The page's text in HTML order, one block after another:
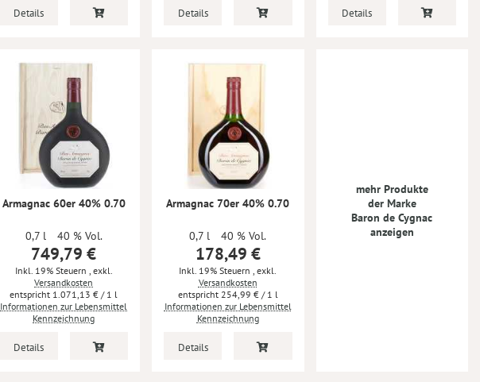
Details Details Details
Armagnac 60er 40% 0.70
0,7 l 40 % Vol.
749,79 €
Inkl. 19% Steuern , exkl.
Versandkosten
1.071,13 € / 1 l
Informationen zur Lebensmittel
Kennzeichnung
Details
Armagnac 70er 40% 0.70
0,7 l 40 % Vol.
178,49 €
Inkl. 19% Steuern, exkl.
Versandkosten
254,99 €/ 1 l
Informationen zur Lebensmittel
Kennzeichnung
Details
mehr Produkte
der Marke
Baron de Cygnac
anzeigen